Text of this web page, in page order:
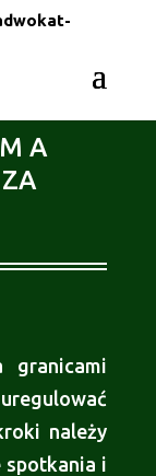
A
granicami
należy
spotkania i